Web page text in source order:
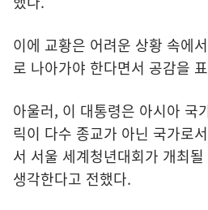
이에 교황은 어려운 상황 속에
로 나아가야 한다면서 공감을
아울러, 이 대통령은 아시아 국
릭이 다수 종교가 아닌 국가로
서 서울 세계청년대회가 개최
생각한다고 전했다.